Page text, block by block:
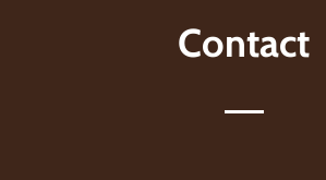
Contact